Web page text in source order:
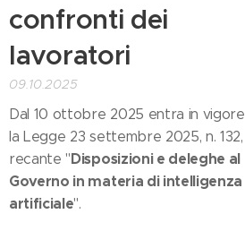
confronti dei
lavoratori
09.10.2025
Dal 10 ottobre 2025 entra in vigore
la Legge 23 settembre 2025, n. 132,
recante "Disposizioni e deleghe al
Governo in materia di intelligenza
artificiale".